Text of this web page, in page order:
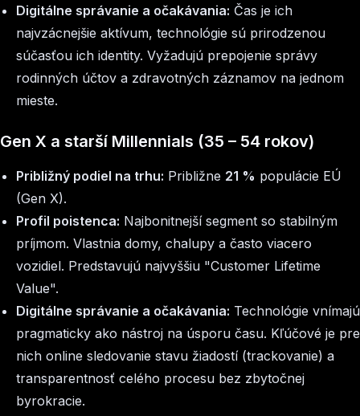
Digitálne správanie a očakávania: Čas je ich
najvzácnejšie aktívum, technológie sú prirodzenou
súčasťou ich identity. Vyžadujú prepojenie správy
rodinných účtov a zdravotných záznamov na jednom
mieste.
Gen X a starší Millennials (35 – 54 rokov)
Približný podiel na trhu: Približne 21 % populácie EÚ
(Gen X).
Profil poistenca: Najbonitnejší segment so stabilným
príjmom. Vlastnia domy, chalupy a často viacero
vozidiel. Predstavujú najvyššiu "Customer Lifetime
Value".
Digitálne správanie a očakávania: Technológie vnímajú
pragmaticky ako nástroj na úsporu času. Kľúčové je pre
nich online sledovanie stavu žiadostí (trackovanie) a
transparentnosť celého procesu bez zbytočnej
byrokracie.